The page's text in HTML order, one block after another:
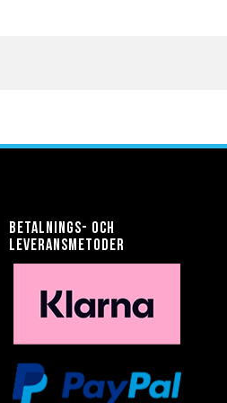
Betalnings- och
leveransmetoder